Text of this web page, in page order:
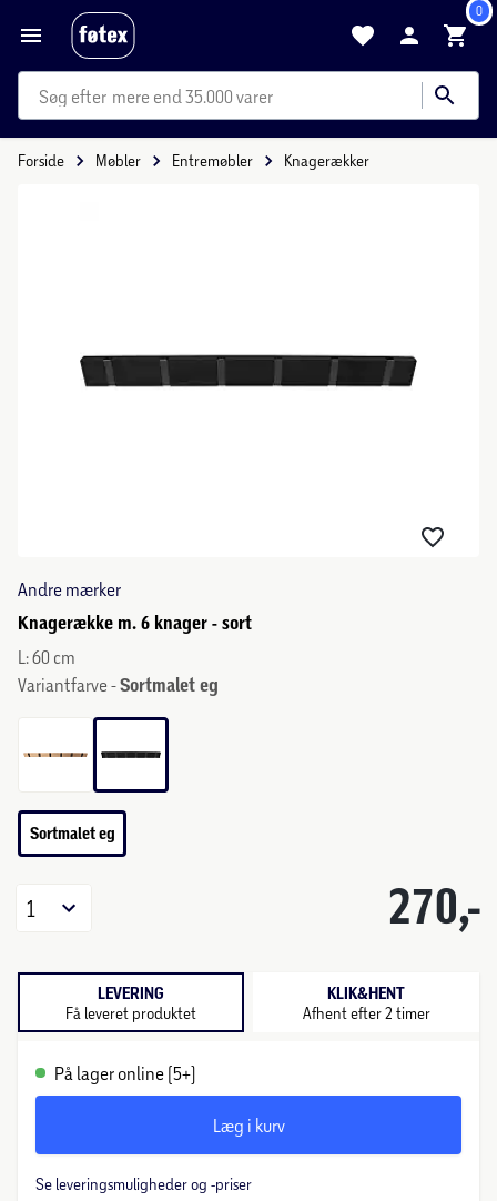
0
mere end 35.000 varer
Forside Møbler Entremøbler Knagerækker
Andre mærker
Knagerække m. 6 knager - sort
L: 60 cm
Variantfarve -Sortmalet eg
Sortmalet eg
270,-
1
LEVERING
Få leveret produktet
KLIK&HENT
Afhent efter 2 timer
På lager online (5+)
Læg i kurv
Se leveringsmuligheder og -priser